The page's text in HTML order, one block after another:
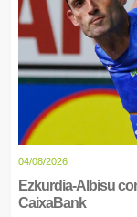
04/08/2026
Ezkurdia-Albisu
CaixaBank